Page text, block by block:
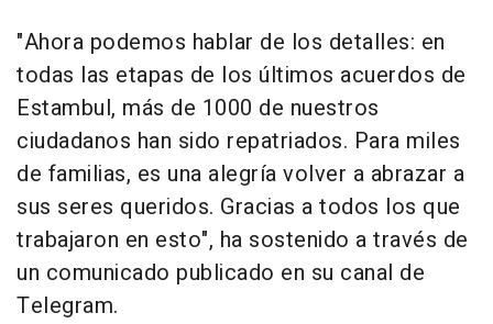
"Ahora podemos hablar de los detalles: en
todas las etapas de los últimos acuerdos de
Estambul, más de 1000 de nuestros
ciudadanos han sido repatriados. Para miles
de familias, es una alegría volver a abrazar a
sus seres queridos. Gracias a todos los que
trabajaron en esto", ha sostenido a través de
un comunicado publicado en su canal de
Telegram.